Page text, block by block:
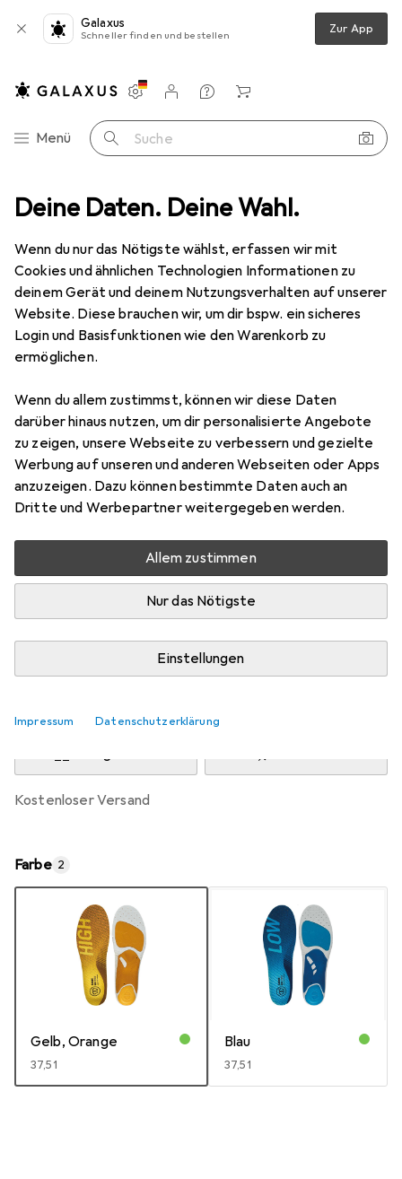
Deine Daten. Deine Wahl.
Wenn du nur das Nötigste wählst, erfassen wir mit
Cookies und ähnlichen Technologien Informationen zu
deinem Gerät und deinem Nutzungsverhalten auf unserer
Website. Diese brauchen wir, um dir bspw. ein sicheres
Login und Basisfunktionen wie den Warenkorb zu
ermöglichen.
Wenn du allem zustimmst, können wir diese Daten
darüber hinaus nutzen, um dir personalisierte Angebote
zu zeigen, unsere Webseite zu verbessern und gezielte
Werbung auf unseren und anderen Webseiten oder Apps
anzuzeigen. Dazu können bestimmte Daten auch an
Dritte und Werbepartner weitergegeben werden.
Allem zustimmen
Nur das Nötigste
Einstellungen
Impressum Datenschutzerklärung
Galaxus
Schneller finden und bestellen Zur App
Navigation nach Kategorien
Menü Suche
Einstellungen
Kundenkonto
Vergleichslisten
Merklisten
Warenkorb
Haushalt Sohlen Sidas Einlegesohlen 3 Feet Run Sense High
8 Bilder
Sidas Einlegesohlen 3 Feet Run Sense
High
Preis in EUR inkl. MwSt.
EUR
37,51
26
Bewertungen Marke
Mehr von Sidas
Zwischen Mo, 10.8. und Di, 11.8. geliefert
Lieferort angeben für genaue Lieferzeit
kostenloser Versand
Farbe 2
Gelb, Orange
EUR
37,51
Blau
EUR
37,51